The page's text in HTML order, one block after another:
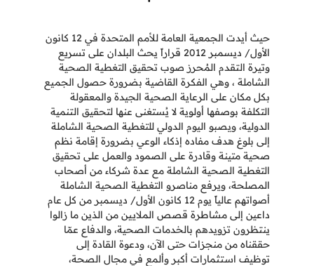
حيث أيدت الجمعية العامة للأمم المتحدة في 12 كانون
الأول/ ديسمبر 2012 قراراً يحث البلدان على تسريع
وتيرة التقدم المُحرز صوب تحقيق التغطية الصحية
الشاملة ، وهي الفكرة القاضية بضرورة حصول الجميع
بكل مكان على الرعاية الصحية الجيدة والمعقولة
التكلفة بوصفها أولوية لا يُستغنى عنها لتحقيق التنمية
الدولية، ويصبو اليوم الدولي للتغطية الصحية الشاملة
إلى بلوغ هدف مفاده إذكاء الوعي بضرورة إقامة نظم
صحية متينة وقادرة على الصمود والعمل على تحقيق
التغطية الصحية الشاملة مع عدة شركاء من أصحاب
المصلحة، ويرفع مناصرو التغطية الصحية الشاملة
أصواتهم عالياً يوم 12 كانون الأول/ ديسمبر من كل عام
داعين إلى مشاطرة قصص الملايين من الذين ما زالوا
ينتظرون تزويدهم بالخدمات الصحية، والدفاع عمّا
حققناه من منجزات حتى الآن، ودعوة القادة إلى
توظيف استثمارات أكبر وألمع في مجال الصحة،